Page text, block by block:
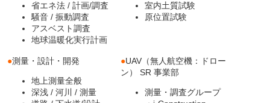
省エネ法 / 計画/調査
騒音 / 振動調査
アスベスト調査
地球温暖化実行計画
室内土質試験
原位置試験
●測量・設計・開発
地上測量全般
深浅 / 河川 / 測量
●UAV（無人航空機：ドロー
ン） SR 事業部
測量・調査グループ